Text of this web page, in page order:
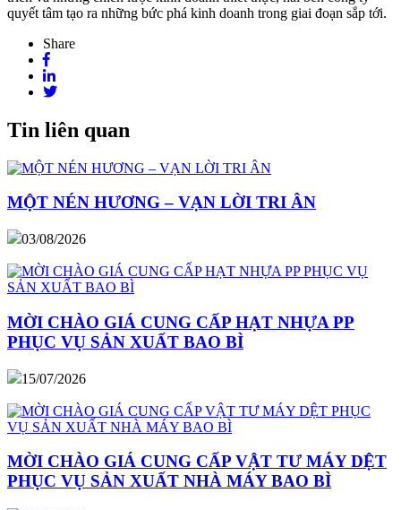
quyết tâm tạo ra những bức phá kinh doanh trong giai đoạn sắp tới.
Share
Tin liên quan
MỘT NÉN HƯƠNG – VẠN LỜI TRI ÂN
03/08/2026
MỜI CHÀO GIÁ CUNG CẤP HẠT NHỰA PP
PHỤC VỤ SẢN XUẤT BAO BÌ
15/07/2026
MỜI CHÀO GIÁ CUNG CẤP VẬT TƯ MÁY DỆT
PHỤC VỤ SẢN XUẤT NHÀ MÁY BAO BÌ